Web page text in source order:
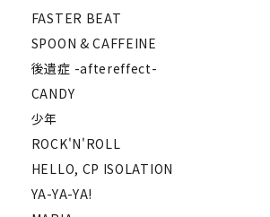
FASTER BEAT
SPOON & CAFFEINE
後遺症 -aftereffect-
CANDY
少年
ROCK'N'ROLL
HELLO, CP ISOLATION
YA-YA-YA!